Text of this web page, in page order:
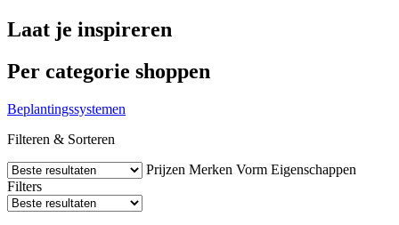
Laat je inspireren
Per categorie shoppen
Beplantingssystemen
Filteren & Sorteren
Prijzen Merken Vorm Eigenschappen
Filters